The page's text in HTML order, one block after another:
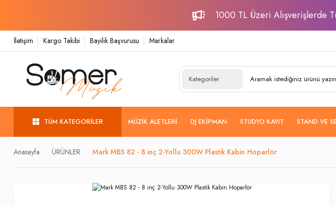
1000 TL Üzeri Alışverişlerde
İletişim Kargo Takibi Bayilik Başvurusu Markalar
TÜM KATEGORILER MÜZIK ALETLERI DJ EKIPMAN STUDYO KAYIT STAND VE
Anasayfa ÜRÜNLER Mark MBS 82 - 8 inç 2-Yollu 300W Plastik Kabin Hoparlör